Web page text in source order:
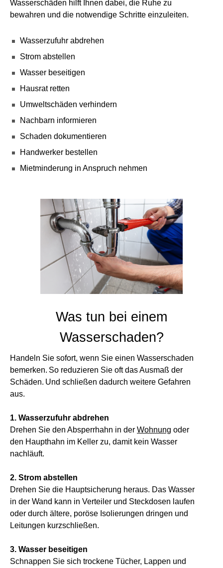
Wasserschäden hilft Ihnen dabei, die Ruhe zu
bewahren und die notwendige Schritte einzuleiten.
Wasserzufuhr abdrehen
Strom abstellen
Wasser beseitigen
Hausrat retten
Umweltschäden verhindern
Nachbarn informieren
Schaden dokumentieren
Handwerker bestellen
Mietminderung in Anspruch nehmen
Was tun bei einem
Wasserschaden?
Handeln Sie sofort, wenn Sie einen Wasserschaden
bemerken. So reduzieren Sie oft das Ausmaß der
Schäden. Und schließen dadurch weitere Gefahren
aus.
1. Wasserzufuhr abdrehen
Drehen Sie den Absperrhahn in der Wohnung oder
den Haupthahn im Keller zu, damit kein Wasser
nachläuft.
2. Strom abstellen
Drehen Sie die Hauptsicherung heraus. Das Wasser
in der Wand kann in Verteiler und Steckdosen laufen
oder durch ältere, poröse Isolierungen dringen und
Leitungen kurzschließen.
3. Wasser beseitigen
Schnappen Sie sich trockene Tücher, Lappen und